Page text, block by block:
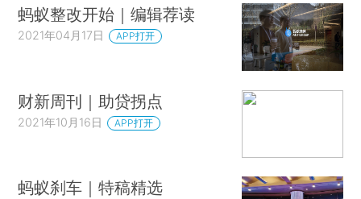
蚂蚁整改开始｜编辑荐读
2021年04月17日 APP打开
财新周刊｜助贷拐点
2021年10月16日 APP打开
蚂蚁刹车｜特稿精选